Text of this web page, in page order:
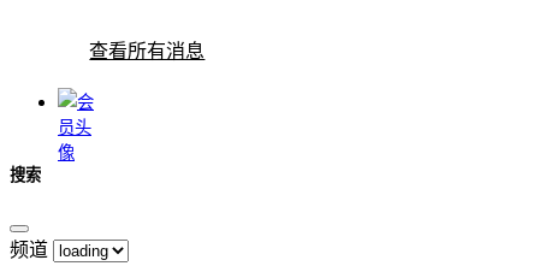
查看所有消息
搜索
频道